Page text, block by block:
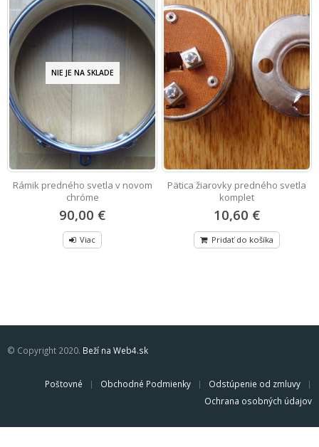
NIE JE NA SKLADE
Rámik predného svetla v novom
chróme
90,00 €
Viac
Pätica žiarovky predného svetla
komplet
10,60 €
Pridať do košíka
© Copyright 2020. Beží na Web4.sk
Poštovné Obchodné Podmienky
Odstúpenie od zmluvy
Ochrana osobných údajov